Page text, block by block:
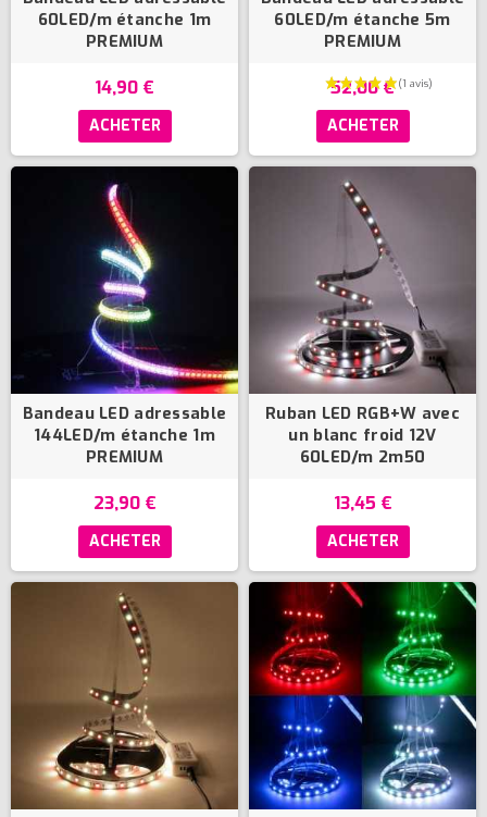
(6 avis)
60LED/m étanche 1m
PREMIUM
14,90 €
ACHETER
60LED/m étanche 5m
PREMIUM
52,00 €
ACHETER
Bandeau LED adressable
144LED/m étanche 1m
PREMIUM
23,90 €
ACHETER
Ruban LED RGB+W avec
un blanc froid 12V
60LED/m 2m50
13,45 €
ACHETER